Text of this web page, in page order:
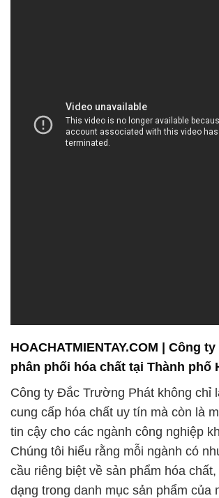
HOACHATMIENTAY.COM | Công
phân phối hóa chất tại Thành phố
Công ty Đắc Trường Phát không chỉ
cung cấp hóa chất uy tín mà còn là
tin cậy cho các ngành công nghiệp
Chúng tôi hiểu rằng mỗi ngành có
cầu riêng biệt về sản phẩm hóa
dạng trong danh mục sản phẩm của